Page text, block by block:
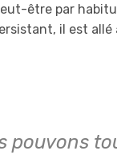
être par
il est allé
pouvons